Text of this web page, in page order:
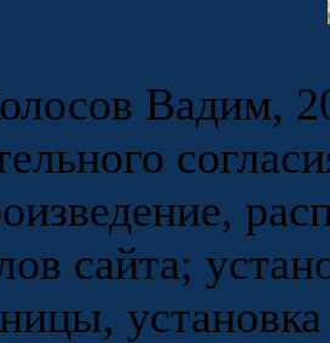
Вадим,
сайта;